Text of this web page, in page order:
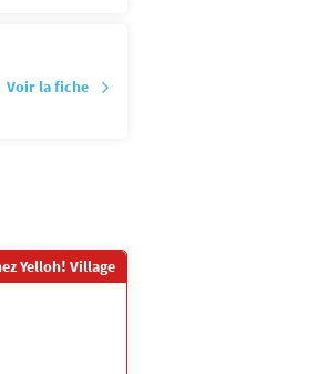
Voir la fiche
Yelloh! Village